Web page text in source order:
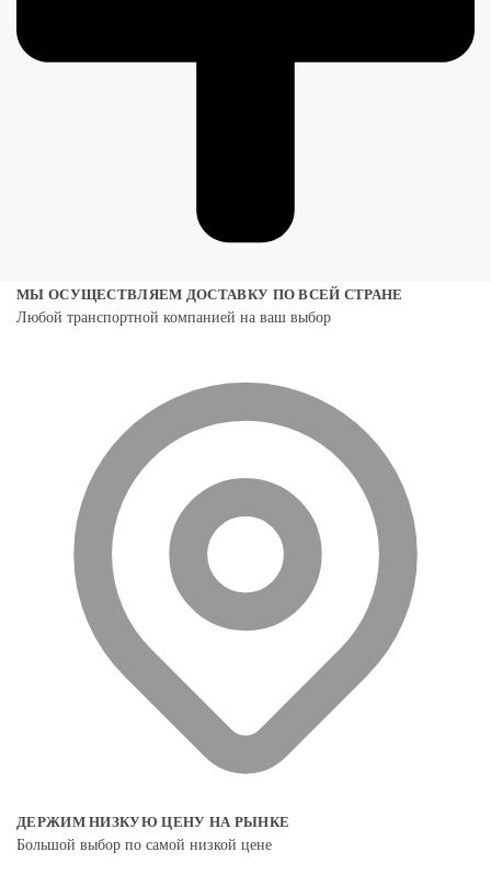
МЫ ОСУЩЕСТВЛЯЕМ ДОСТАВКУ ПО ВСЕЙ СТРАНЕ
Любой транспортной компанией на ваш выбор
ДЕРЖИМ НИЗКУЮ ЦЕНУ НА РЫНКЕ
Большой выбор по самой низкой цене